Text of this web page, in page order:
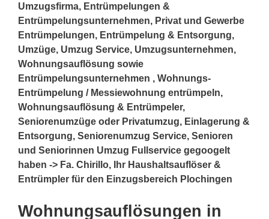
Umzugsfirma, Entrümpelungen &
Entrümpelungsunternehmen, Privat und Gewerbe
Entrümpelungen, Entrümpelung & Entsorgung,
Umzüge, Umzug Service, Umzugsunternehmen,
Wohnungsauflösung sowie
Entrümpelungsunternehmen , Wohnungs-
Entrümpelung / Messiewohnung entrümpeln,
Wohnungsauflösung & Entrümpeler,
Seniorenumzüge oder Privatumzug, Einlagerung &
Entsorgung, Seniorenumzug Service, Senioren
und Seniorinnen Umzug Fullservice gegoogelt
haben -> Fa. Chirillo, Ihr Haushaltsauflöser &
Entrümpler für den Einzugsbereich Plochingen
Wohnungsauflösungen in